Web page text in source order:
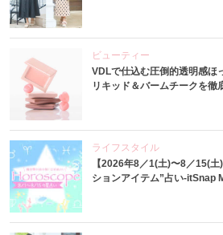
ビューティー
VDLで仕込む圧倒的透明感
リキッド＆バームチークを徹
ライフスタイル
【2026年8／1(土)〜8／15(
ションアイテム”占い-itSnap